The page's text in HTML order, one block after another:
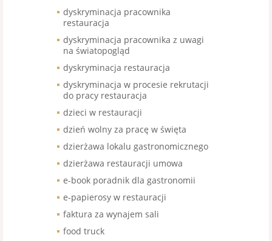
dyskryminacja pracownika
restauracja
dyskryminacja pracownika z uwagi
na światopogląd
dyskryminacja restauracja
dyskryminacja w procesie rekrutacji
do pracy restauracja
dzieci w restauracji
dzień wolny za pracę w święta
dzierżawa lokalu gastronomicznego
dzierżawa restauracji umowa
e-book poradnik dla gastronomii
e-papierosy w restauracji
faktura za wynajem sali
food truck